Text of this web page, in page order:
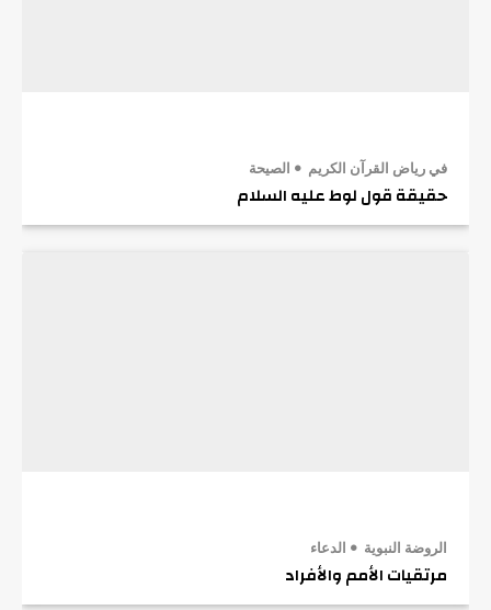
في رياض القرآن الكريم الصيحة
حقيقة قول لوط عليه السلام
الروضة النبوية الدعاء
مرتقيات الأمم والأفراد